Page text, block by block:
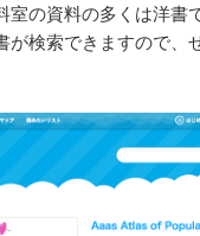
室の資料の多くは洋書
が検索できますので、